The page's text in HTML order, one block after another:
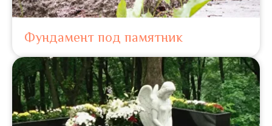
Фундамент под памятник